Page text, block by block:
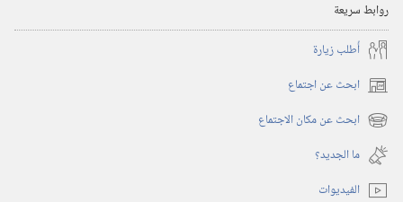
روابط سريعة
أُطلب زيارة
ابحث عن اجتماع (يفتح
نافذة ابحث عن مكان الاجتماع (يفتح
نافذة
جديدة)
ما الجديد؟‏
الفيديوات